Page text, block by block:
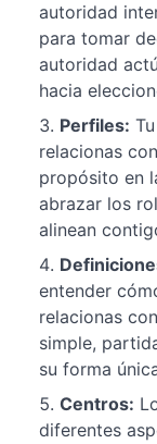
Diseño
Humano
Integrando
Diseño
Humano
Vida
Diaria
Cierre e
Integración:
Continúa
autoridad
para tomar
autoridad
hacia
Perfiles:
relacionas
propósito en
abrazar los
alinean
entender
relacionas
simple,
su forma
Centros:
diferentes